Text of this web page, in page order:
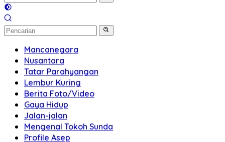
Mancanegara
Nusantara
Tatar Parahyangan
Lembur Kuring
Berita Foto/Video
Gaya Hidup
Jalan-jalan
Mengenal Tokoh Sunda
Profile Asep